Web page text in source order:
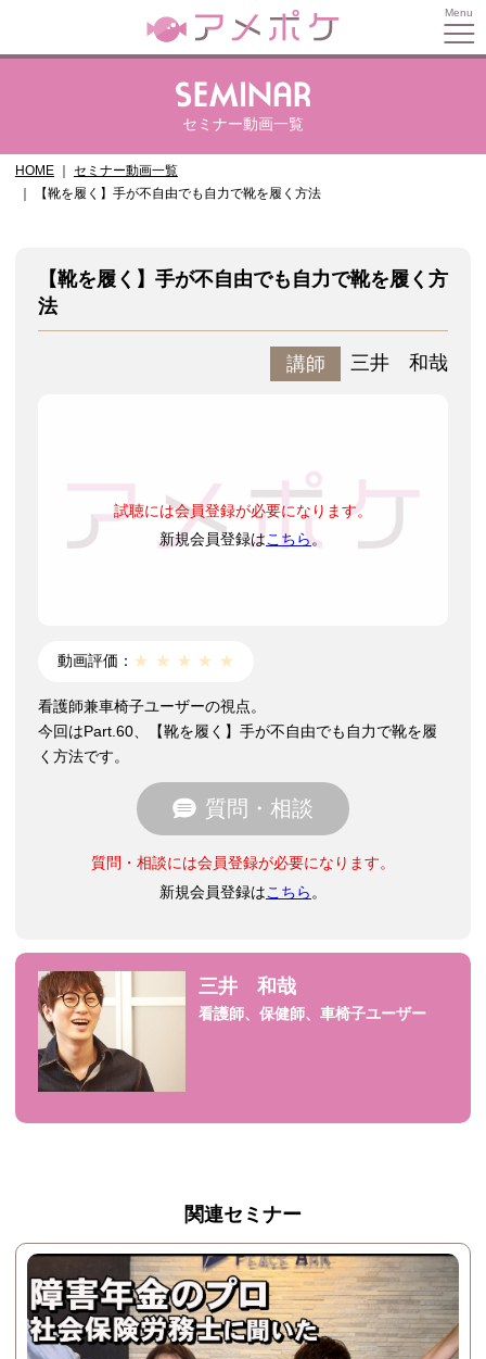
セミナー動画一覧
HOME
セミナー動画一覧
【靴を履く】手が不自由でも自力で靴を履く方法
【靴を履く】手が不自由でも自力で靴を履く方
法
講師 三井 和哉
試聴には会員登録が必要になります。
新規会員登録はこちら。
動画評価： ★ ★ ★ ★ ★
看護師兼車椅子ユーザーの視点。
今回はPart.60、【靴を履く】手が不自由でも自力で靴を履
く方法です。
質問・相談
質問・相談には会員登録が必要になります。
新規会員登録はこちら 。
三井 和哉
看護師、保健師、車椅子ユーザー
関連セミナー